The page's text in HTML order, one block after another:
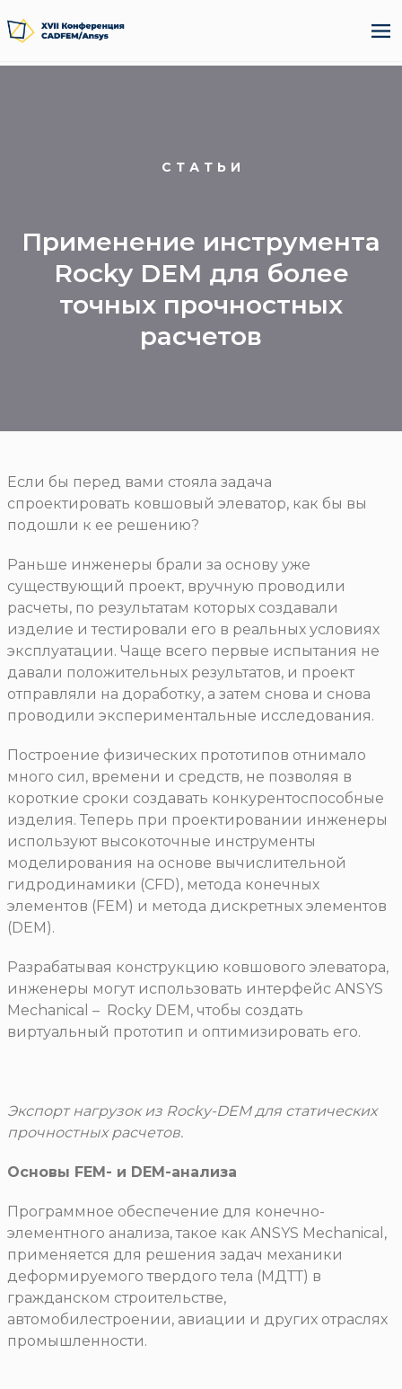
СТАТЬИ
Применение инструмента
Rocky DEM для более
точных прочностных
расчетов
Если бы перед вами стояла задача
спроектировать ковшовый элеватор, как бы вы
подошли к ее решению?
Раньше инженеры брали за основу уже
существующий проект, вручную проводили
расчеты, по результатам которых создавали
изделие и тестировали его в реальных условиях
эксплуатации. Чаще всего первые испытания не
давали положительных результатов, и проект
отправляли на доработку, а затем снова и снова
проводили экспериментальные исследования.
Построение физических прототипов отнимало
много сил, времени и средств, не позволяя в
короткие сроки создавать конкурентоспособные
изделия. Теперь при проектировании инженеры
используют высокоточные инструменты
моделирования на основе вычислительной
гидродинамики (CFD), метода конечных
элементов (FEM) и метода дискретных элементов
(DEM).
Разрабатывая конструкцию ковшового элеватора,
инженеры могут использовать интерфейс ANSYS
Mechanical – Rocky DEM, чтобы создать
виртуальный прототип и оптимизировать его.
Экспорт нагрузок из Rocky-DEM для статических
прочностных расчетов.
Основы FEM- и DEM-анализа
Программное обеспечение для конечно-
элементного анализа, такое как ANSYS Mechanical,
применяется для решения задач механики
деформируемого твердого тела (МДТТ) в
гражданском строительстве,
автомобилестроении, авиации и других отраслях
промышленности.